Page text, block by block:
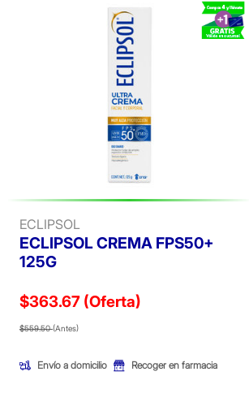
ECLIPSOL
ECLIPSOL CREMA FPS50+
125G
$363.67 (Oferta)
Precio reducido de
$559.50(Antes)(Oferta)
Envío a domicilio Recoger en farmacia